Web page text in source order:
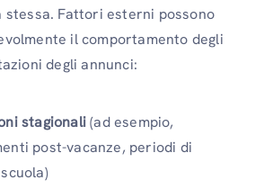
Fattori esterni possono
il comportamento degli
degli annunci:
stagionali(ad esempio,
post-vacanze, periodi di